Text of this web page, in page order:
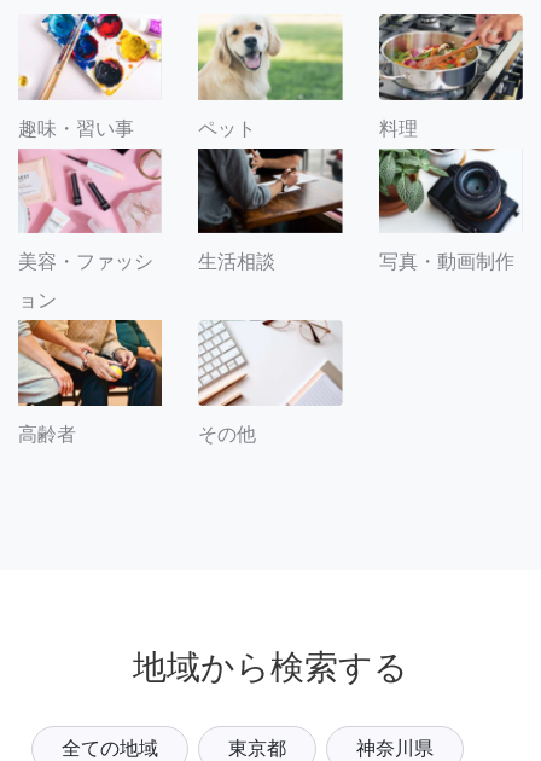
趣味・習い事 ペット 料理
美容・ファッシ
ョン
生活相談 写真・動画制作
高齢者 その他
地域から検索する
全ての地域 東京都 神奈川県